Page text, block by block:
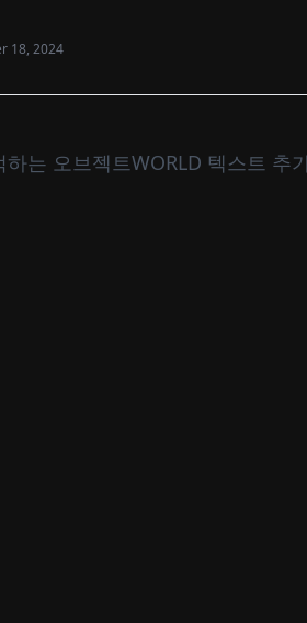
18, 2024
하는 오브젝트WORLD 텍스트 추